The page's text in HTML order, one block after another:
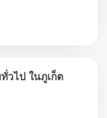
วไป ในภูเก็ต